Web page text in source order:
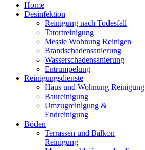
Home
Desinfektion
Reinigung nach Todesfall
Tatortreinigung
Messie Wohnung Reinigen
Brandschadensanierung
Wasserschadensanierung
Entrumpelung
Reinigungsdienste
Haus und Wohnung Reinigung
Baureinigung
Umzugreinigung &
Endreinigung
Böden
Terrassen und Balkon
Reinigung